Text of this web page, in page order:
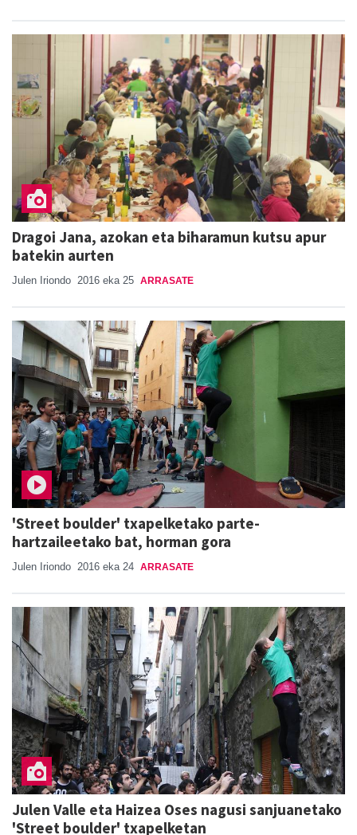
Dragoi Jana, azokan eta biharamun kutsu apur
batekin aurten
Julen Iriondo 2016 eka 25 ARRASATE
'Street boulder' txapelketako parte-
hartzaileetako bat, horman gora
Julen Iriondo 2016 eka 24 ARRASATE
Julen Valle eta Haizea Oses nagusi sanjuanetako
'Street boulder' txapelketan